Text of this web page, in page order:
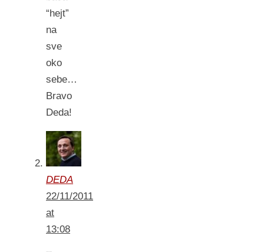
“hejt”
na
sve
oko
sebe…
Bravo
Deda!
DEDA
22/11/2011
at
13:08